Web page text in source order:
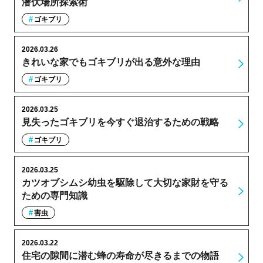
ゴキブリ
きれいな家でもゴキブリが出る意外な理由
2026.03.26
ゴキブリ
見失ったゴキブリを今すぐ退治するための戦略
2026.03.25
ゴキブリ
カツオブシムシ幼虫を駆除して大切な家財を守る
ための専門知識
2026.03.25
害虫
住宅の隙間に潜む蜂の寿命が尽きるまでの物語
2026.03.22